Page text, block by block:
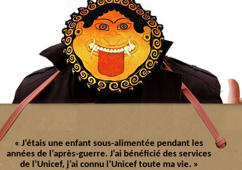
« J’étais une enfant sous-alimentée pendant les
années de l’après-guerre. J’ai bénéficié des services
de l’Unicef, j’ai connu l’Unicef toute ma vie. »